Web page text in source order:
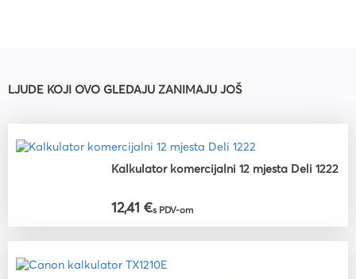
LJUDE KOJI OVO GLEDAJU ZANIMAJU JOŠ
Kalkulator komercijalni 12 mjesta Deli 1222
12,41 €s PDV-om